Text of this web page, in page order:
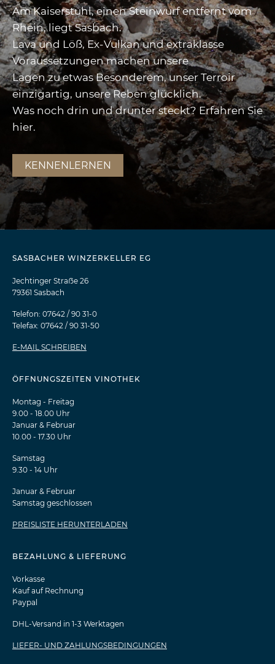
Am Kaiserstuhl, einen Steinwurf entfernt vom
Rhein, liegt Sasbach.
Lava und Löß, Ex-Vulkan und extraklasse
Voraussetzungen machen unsere
Lagen zu etwas Besonderem, unser Terroir
einzigartig, unsere Reben glücklich.
Was noch drin und drunter steckt? Erfahren Sie
hier.
KENNENLERNEN
SASBACHER WINZERKELLER EG
Jechtinger Straẞe 26
79361 Sasbach
Telefon: 07642 / 90 31-0
Telefax: 07642 / 90 31-50
E-MAIL SCHREIBEN
ÖFFNUNGSZEITEN VINOTHEK
Montag - Freitag
9.00 - 18.00 Uhr
Januar & Februar
10.00 - 17.30 Uhr
Samstag
9.30 - 14 Uhr
Januar & Februar
Samstag geschlossen
PREISLISTE HERUNTERLADEN
BEZAHLUNG & LIEFERUNG
Vorkasse
Kauf auf Rechnung
Paypal
DHL-Versand in 1-3 Werktagen
LIEFER- UND ZAHLUNGSBEDINGUNGEN